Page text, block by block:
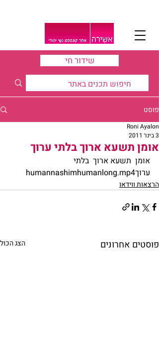
שידור חי
פוסט
אומן תשעא ארוך בלתי ערוך
Roni Ayalon
3 בינו׳ 2011
אומן  תשעא ארוך  בלתי
ערוךhumannashimhumanlong.mp4
הרצאות ווידאו
פוסטים אחרונים הצג הכול